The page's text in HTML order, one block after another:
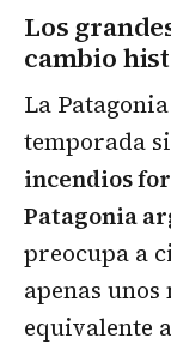
Los
cambio
La
temporada
incendios
Patagonia
preocupa a
apenas
equivalente